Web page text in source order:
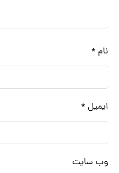
نام *
ایمیل *
وب‌ سایت